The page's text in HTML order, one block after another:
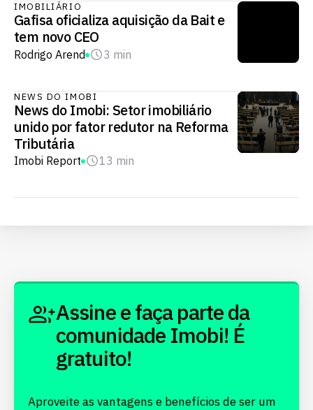
IMOBILIÁRIO
Gafisa oficializa aquisição da Bait e
tem novo CEO
Rodrigo Arend 3 min
NEWS DO IMOBI
News do Imobi: Setor imobiliário
unido por fator redutor na Reforma
Tributária
Imobi Report 13 min
Assine e faça parte da
comunidade Imobi! É
gratuito!
Aproveite as vantagens e benefícios de ser um